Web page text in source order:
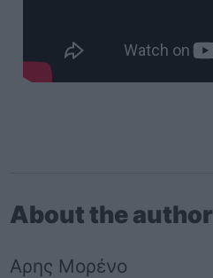
About the author
Αρης Μορένο